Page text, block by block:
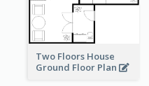
Two Floors House
Ground Floor Plan